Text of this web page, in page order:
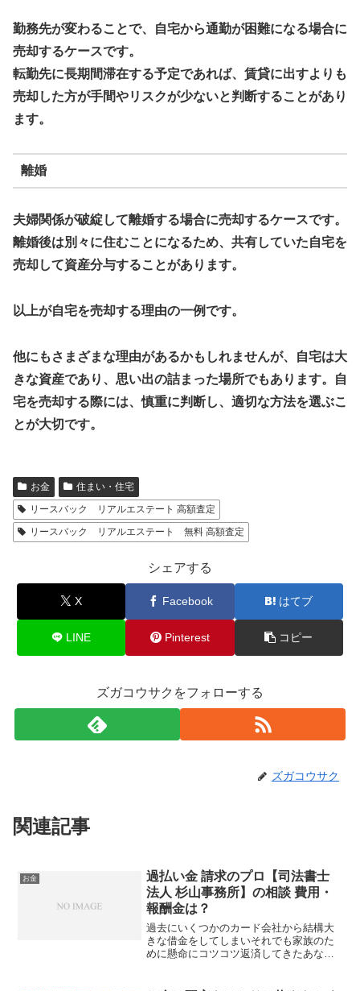
勤務先が変わることで、自宅から通勤が困難になる場合に
売却するケースです。
転勤先に長期間滞在する予定であれば、賃貸に出すよりも
売却した方が手間やリスクが少ないと判断することがあり
ます。
離婚
夫婦関係が破綻して離婚する場合に売却するケースです。
離婚後は別々に住むことになるため、共有していた自宅を
売却して資産分与することがあります。
以上が自宅を売却する理由の一例です。
他にもさまざまな理由があるかもしれませんが、自宅は大
きな資産であり、思い出の詰まった場所でもあります。自
宅を売却する際には、慎重に判断し、適切な方法を選ぶこ
とが大切です。
お金
住まい・住宅
リースバック リアルエステート 高額査定
リースバック リアルエステート 無料 高額査定
シェアする
X Facebook はてブ
LINE Pinterest コピー
ズガコウサクをフォローする
ズガコウサク
関連記事
お金
過払い金 請求のプロ【司法書士
法人 杉山事務所】の相談 費用・
報酬金は？
過去にいくつかのカード会社から結構大
きな借金をしてしまいそれでも家族のた
めに懸命にコツコツ返済してきたあなた